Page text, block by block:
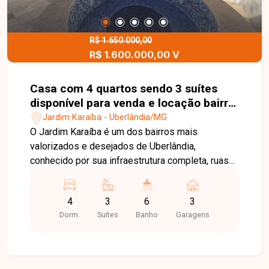
comodidade para toda a família. Uma excelente
oportunidade para morar em um apartamento
amplo e bem localizado em uma das regiões
mais desejadas de Uberlândia. Entre em contato
R$ 1.650.000,00
R$ 1.600.000,00 V
Casa com 4 quartos sendo 3 suítes
disponível para venda e locação bairro
Jardim Karaíba em Uberlândia-MG
Jardim Karaíba - Uberlândia/MG
O Jardim Karaíba é um dos bairros mais
valorizados e desejados de Uberlândia,
conhecido por sua infraestrutura completa, ruas
oferece fácil acesso às principais avenidas da
cidade, além de estar próxima a supermercados,
escolas, restaurantes, farmácias, academias e
4
Dorm.
3
Suítes
6
Banho
3
Garagens